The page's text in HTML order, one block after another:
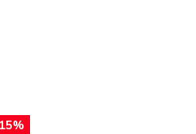
15%